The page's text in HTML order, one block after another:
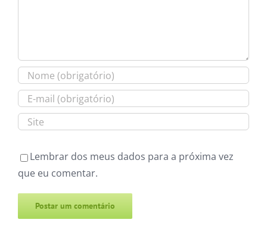
Lembrar dos meus dados para a próxima vez
que eu comentar.